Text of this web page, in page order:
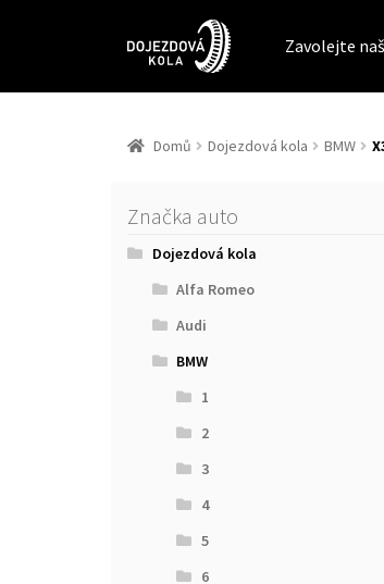
Zavolejte
Domů Dojezdová kola BMW
Značka auto
Dojezdová kola
Alfa Romeo
Audi
BMW
1
2
3
4
5
6